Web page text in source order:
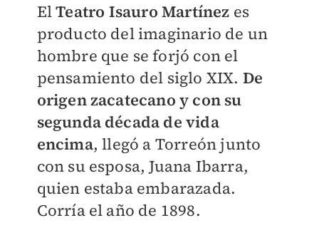
ElTeatro Isauro Martínez es
producto del imaginario de un
hombre que se forjó con el
pensamiento del siglo XIX. De
origen zacatecano y con su
segunda década de vida
encima, llegó a Torreón junto
con su esposa, Juana Ibarra,
quien estaba embarazada.
Corría el año de 1898.